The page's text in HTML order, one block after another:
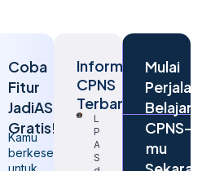
Coba
Fitur
JadiASN
Gratis!
Kamu
berkesempatan
untuk
Informasi
CPNS
Terbaru
Langkah
Penting
Agar
Sukses
Mulai
Belajar
CPNS-
mu